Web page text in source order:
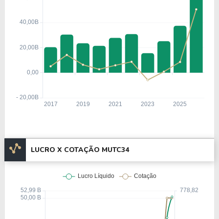
semicondutores, acompanhando as necessidades
do mercado global.
Nos primeiros anos, a Micron concentrou esforços
no desenvolvimento de memórias DRAM,
semicondutores.
performance, e, em 1984, realizou sua oferta
pública inicial (IPO) na Nasdaq, captando recursos
para ampliar sua capacidade produtiva e investir em
novas tecnologias.
Durante as décadas seguintes, a empresa
diversificou seu portfólio, incluindo memórias
LUCRO X COTAÇÃO MUTC34